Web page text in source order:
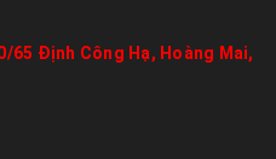
65 Định Công Hạ, Hoàng Mai,